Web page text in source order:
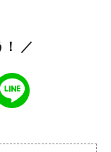
！ ／